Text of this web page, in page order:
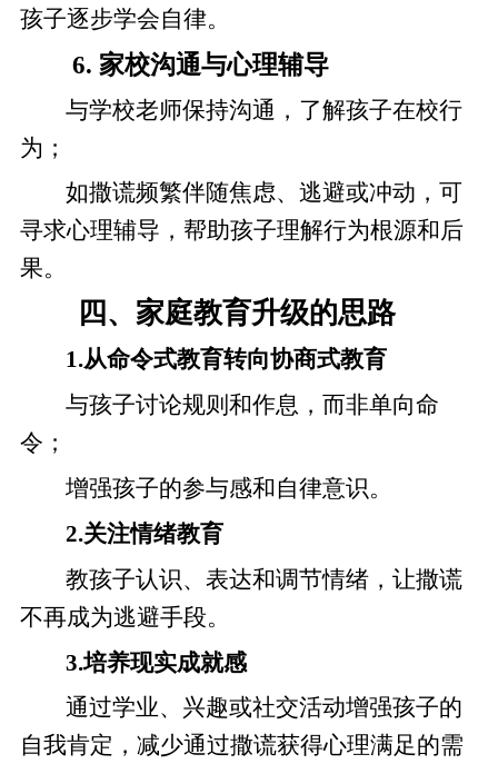
孩子逐步学会自律。
6. 家校沟通与心理辅导
与学校老师保持沟通，了解孩子在校行
为；
如撒谎频繁伴随焦虑、逃避或冲动，可
寻求心理辅导，帮助孩子理解行为根源和后
果。
四、家庭教育升级的思路
1.从命令式教育转向协商式教育
与孩子讨论规则和作息，而非单向命
令；
增强孩子的参与感和自律意识。
2.关注情绪教育
教孩子认识、表达和调节情绪，让撒谎
不再成为逃避手段。
3.培养现实成就感
通过学业、兴趣或社交活动增强孩子的
自我肯定，减少通过撒谎获得心理满足的需